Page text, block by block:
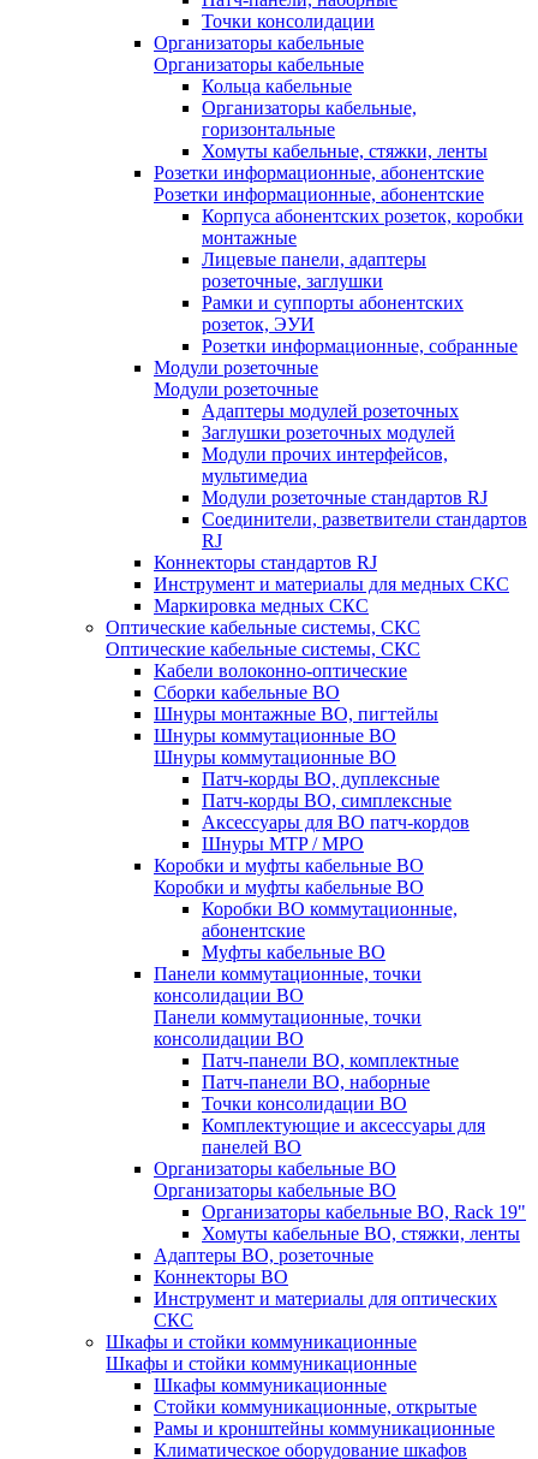
Точки консолидации
Организаторы кабельные
Организаторы кабельные
Кольца кабельные
Организаторы кабельные,
горизонтальные
Хомуты кабельные, стяжки, ленты
Розетки информационные, абонентские
Розетки информационные, абонентские
Корпуса абонентских розеток, коробки
монтажные
Лицевые панели, адаптеры
розеточные, заглушки
Рамки и суппорты абонентских
розеток, ЭУИ
Розетки информационные, собранные
Модули розеточные
Модули розеточные
Адаптеры модулей розеточных
Заглушки розеточных модулей
Модули прочих интерфейсов,
мультимедиа
Модули розеточные стандартов RJ
Соединители, разветвители стандартов
RJ
Коннекторы стандартов RJ
Инструмент и материалы для медных СКС
Маркировка медных СКС
Оптические кабельные системы, СКС
Оптические кабельные системы, СКС
Кабели волоконно-оптические
Сборки кабельные ВО
Шнуры монтажные ВО, пигтейлы
Шнуры коммутационные ВО
Шнуры коммутационные ВО
Патч-корды ВО, дуплексные
Патч-корды ВО, симплексные
Аксессуары для ВО патч-кордов
Шнуры MTP / MPO
Коробки и муфты кабельные ВО
Коробки и муфты кабельные ВО
Коробки ВО коммутационные,
абонентские
Муфты кабельные ВО
Панели коммутационные, точки
консолидации ВО
Панели коммутационные, точки
консолидации ВО
Патч-панели ВО, комплектные
Патч-панели ВО, наборные
Точки консолидации ВО
Комплектующие и аксессуары для
панелей ВО
Организаторы кабельные ВО
Организаторы кабельные ВО
Организаторы кабельные ВО, Rack 19"
Хомуты кабельные ВО, стяжки, ленты
Адаптеры ВО, розеточные
Коннекторы ВО
Инструмент и материалы для оптических
СКС
Шкафы и стойки коммуникационные
Шкафы и стойки коммуникационные
Шкафы коммуникационные
Стойки коммуникационные, открытые
Рамы и кронштейны коммуникационные
Климатическое оборудование шкафов